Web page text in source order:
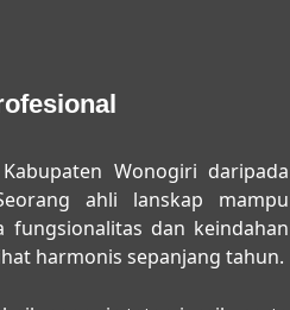
Wonogiri daripada
ahli lanskap mampu
fungsionalitas dan keindahan
harmonis sepanjang tahun.